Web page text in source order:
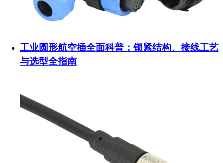
工业圆形航空插全面科普：锁紧结构、接线工艺
与选型全指南